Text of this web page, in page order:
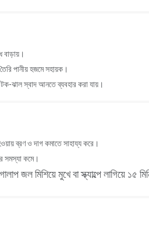
বাড়ায়।
পানীয় হজমে সহায়ক।
ঝাল স্বাদ আনতে ব্যবহার করা যায়।
ব্রণ ও দাগ কমাতে সাহায্য করে।
সমস্যা কমে।
জল মিশিয়ে মুখে বা স্ক্যাল্পে লাগিয়ে ১৫